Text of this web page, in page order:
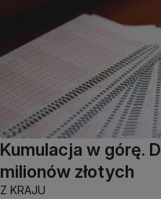
Kumulacja w górę.
milionów złotych
Z KRAJU